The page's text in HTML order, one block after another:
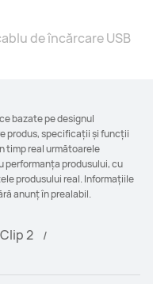
de încărcare USB
bazate pe designul
produs, specificații și funcții
timp real următoarele
performanța produsului, cu
produsului real. Informațiile
anunț în prealabil.
2